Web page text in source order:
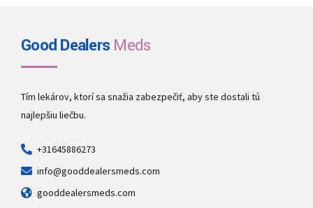
Good DealersMeds
Tím lekárov, ktorí sa snažia zabezpečiť, aby ste dostali tú
najlepšiu liečbu.
+31645886273
info@gooddealersmeds.com
gooddealersmeds.com